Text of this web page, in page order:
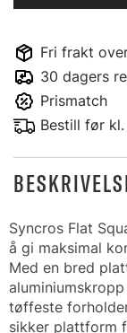
Fri frakt
30 dagers
Prismatch
Bestill før
Syncros Flat
å gi maksimal
Med en bred
tøffeste
sikker plattform